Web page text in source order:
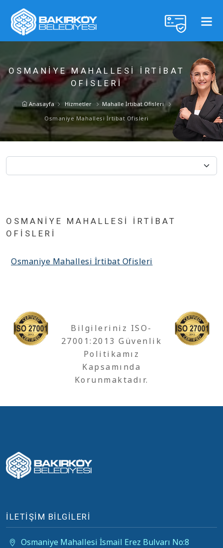
OSMANIYE MAHALLESI İRTIBAT
OFISLERI
Anasayfa Hizmetler
Mahalle İrtibat Ofisleri
Osmaniye Mahallesi İrtibat Ofisleri
OSMANIYE MAHALLESI İRTIBAT
OFISLERI
Osmaniye Mahallesi İrtibat Ofisleri
Bilgileriniz ISO-
27001:2013 Güvenlik
Politikamız
Kapsamında
Korunmaktadır.
İLETİŞİM BİLGİLERİ
Osmaniye Mahallesi İsmail Erez Bulvarı No:8